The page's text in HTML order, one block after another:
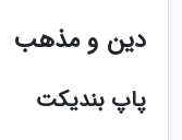
دین و مذهب
پاپ بندیکت